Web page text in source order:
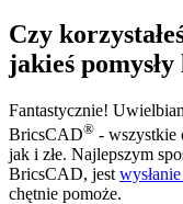
Czy
jakieś pomysły
Fantastycznie!
BricsCAD® - wszystkie
jak i złe. Najlepszym
BricsCAD, jest
chętnie pomoże.